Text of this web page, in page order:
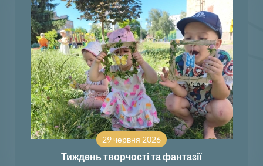
29 червня 2026
Тиждень творчості та фантазії